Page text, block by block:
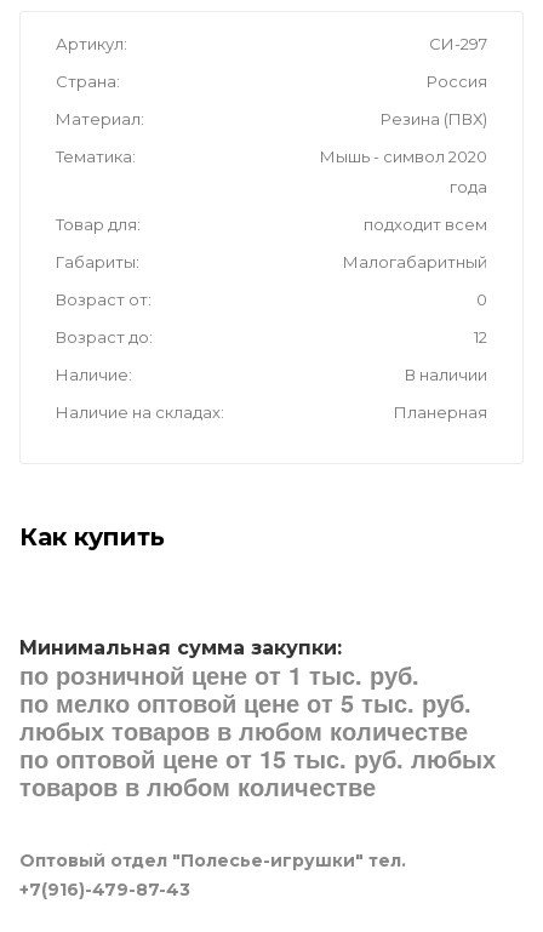
Артикул
СИ-297
Страна
Россия
Материал
Резина (ПВХ)
Тематика
Мышь - символ 2020
года
Товар для
подходит всем
Габариты
Малогабаритный
Возраст от
0
Возраст до
12
Наличие
В наличии
Наличие на складах
Планерная
Как купить
Минимальная сумма закупки:
по розничной цене от 1 тыс. руб.
по мелко оптовой цене от 5 тыс. руб.
любых товаров в любом количестве
по оптовой цене от 15 тыс. руб. любых
товаров в любом количестве
Оптовый отдел "Полесье-игрушки" тел.
+7(916)-479-87-43